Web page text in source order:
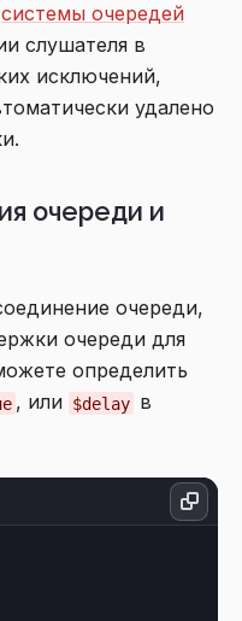
системы очередей
слушателя в
исключений,
удалено
очереди и
очереди,
очереди для
определить
, или $delay в